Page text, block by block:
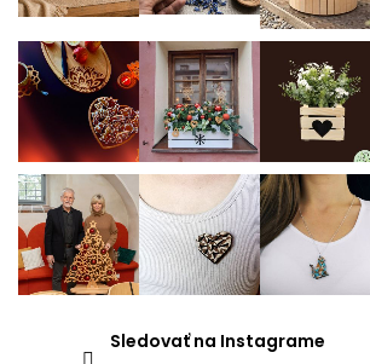
Sledovať na Instagrame